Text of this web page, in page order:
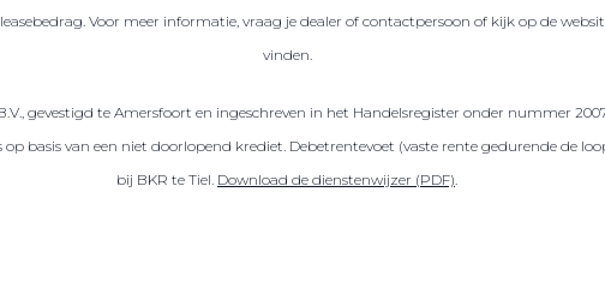
Voor meer informatie, vraag je dealer of contactpersoon of kijk op de
vinden.
gevestigd te Amersfoort en ingeschreven in het Handelsregister onder nummer
basis van een niet doorlopend krediet. Debetrentevoet (vaste rente gedurende de
bij BKR te Tiel. Download de dienstenwijzer (PDF).